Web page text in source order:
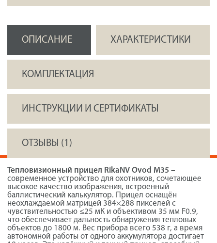
ОПИСАНИЕ ХАРАКТЕРИСТИКИ
КОМПЛЕКТАЦИЯ
ИНСТРУКЦИИ И СЕРТИФИКАТЫ
ОТЗЫВЫ (1)
Тепловизионный прицел RikaNV Ovod М35 –
современное устройство для охотников, сочетающее
высокое качество изображения, встроенный
баллистический калькулятор. Прицел оснащён
неохлаждаемой матрицей 384×288 пикселей с
чувствительностью ≤25 мК и объективом 35 мм F0.9,
что обеспечивает дальность обнаружения тепловых
объектов до 1800 м. Вес прибора всего 538 г, а время
автономной работы от одного аккумулятора достигает